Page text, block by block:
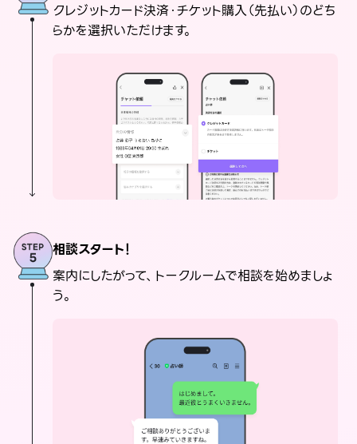
クレジットカード決済・チケット購入（先払い）のどち
らかを選択いただけます。
相談スタート！
案内にしたがって、トークルームで相談を始めましょ
う。